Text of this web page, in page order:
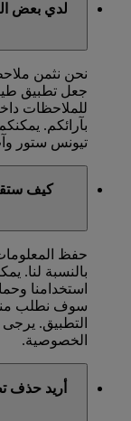
لدي بعض
نحن نثمن
جعل تطبيق
للملاحظات
بآرائكم.
تيونس ستور
كيف
حفظ
بالنسبة لنا.
استخدامنا
سوف نطلب
التطبيق.
الخصوصية.
أريد حذف